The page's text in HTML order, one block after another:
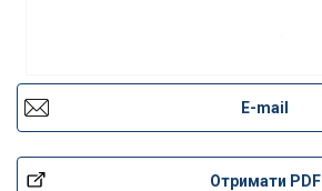
E-mail
Отримати PDF